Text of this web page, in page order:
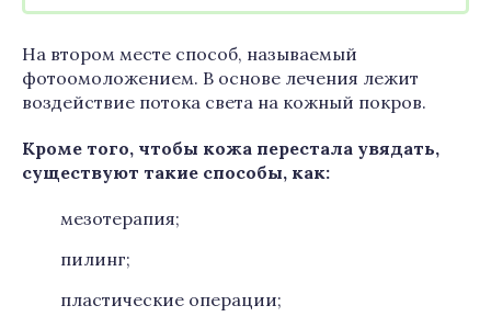
На втором месте способ, называемый
фотоомоложением. В основе лечения лежит
воздействие потока света на кожный покров.
Кроме того, чтобы кожа перестала увядать,
существуют такие способы, как:
мезотерапия;
пилинг;
пластические операции;